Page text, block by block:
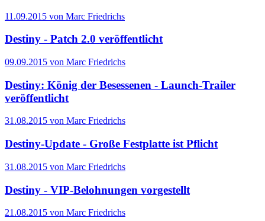
11.09.2015 von Marc Friedrichs
Destiny - Patch 2.0 veröffentlicht
09.09.2015 von Marc Friedrichs
Destiny: König der Besessenen - Launch-Trailer
veröffentlicht
31.08.2015 von Marc Friedrichs
Destiny-Update - Große Festplatte ist Pflicht
31.08.2015 von Marc Friedrichs
Destiny - VIP-Belohnungen vorgestellt
21.08.2015 von Marc Friedrichs